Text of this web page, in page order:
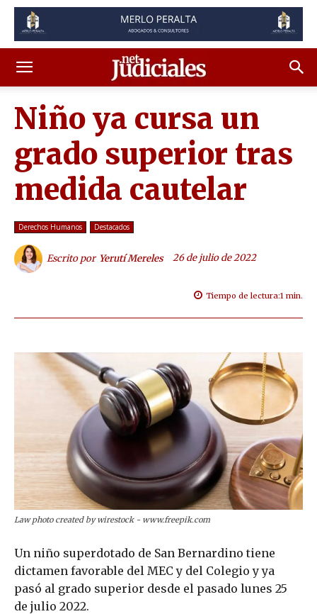
Niño ya cursa un
grado superior tras
medida cautelar
Derechos Humanos Destacados
Escrito por Yerutí Mereles 26 de julio de 2022
Tiempo de lectura:1 min.
Law photo created by wirestock - www.freepik.com
Un niño superdotado de San Bernardino tiene
dictamen favorable del MEC y del Colegio y ya
pasó al grado superior desde el pasado lunes 25
de julio 2022.